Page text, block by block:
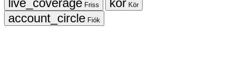
Friss
Kör
Fiók